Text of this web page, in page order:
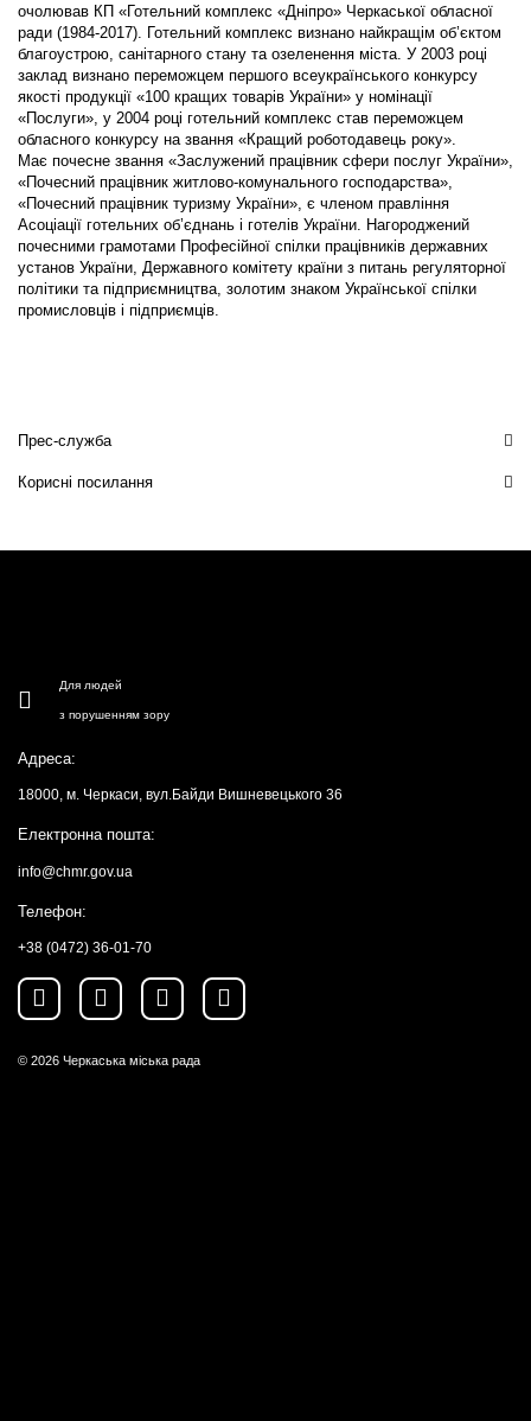
очолював КП «Готельний комплекс «Дніпро» Черкаської обласної
ради (1984-2017). Готельний комплекс визнано найкращім об’єктом
благоустрою, санітарного стану та озеленення міста. У 2003 році
заклад визнано переможцем першого всеукраїнського конкурсу
якості продукції «100 кращих товарів України» у номінації
«Послуги», у 2004 році готельний комплекс став переможцем
обласного конкурсу на звання «Кращий роботодавець року».
Має почесне звання «Заслужений працівник сфери послуг України»,
«Почесний працівник житлово-комунального господарства»,
«Почесний працівник туризму України», є членом правління
Асоціації готельних об’єднань і готелів України. Нагороджений
почесними грамотами Професійної спілки працівників державних
установ України, Державного комітету країни з питань регуляторної
політики та підприємництва, золотим знаком Української спілки
промисловців і підприємців.
Прес-служба
Корисні посилання
Для людей
з порушенням зору
Адреса:
18000, м. Черкаси, вул.Байди Вишневецького 36
Електронна пошта:
info@chmr.gov.ua
Телефон:
+38 (0472) 36-01-70
© 2026 Черкаська міська рада